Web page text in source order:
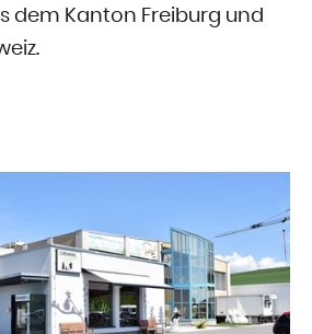
dem Kanton Freiburg und